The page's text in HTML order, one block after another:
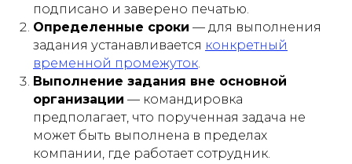
подписано и заверено печатью.
Определенные сроки — для выполнения
задания устанавливается конкретный
временной промежуток
Выполнение задания вне основной
организации — командировка
предполагает, что порученная задача не
может быть выполнена в пределах
компании, где работает сотрудник.